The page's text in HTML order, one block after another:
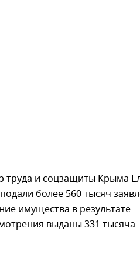
труда и соцзащиты Крыма
более 560 тысяч
имущества в результате
выданы 331 тысяча